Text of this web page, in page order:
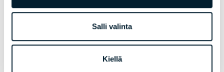
Salli valinta
Kiellä
Toroskainen aloittaa
liiketoimintajohtajana